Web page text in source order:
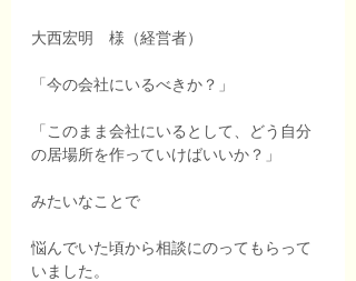
大西宏明　様（経営者）
「今の会社にいるべきか？」
「このまま会社にいるとして、どう自分
の居場所を作っていけばいいか？」
みたいなことで
悩んでいた頃から相談にのってもらって
いました。